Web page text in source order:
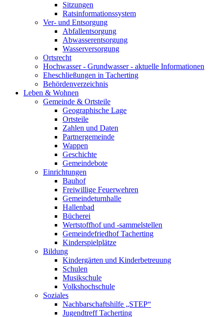
Sitzungen
Ratsinformationssystem
Ver- und Entsorgung
Abfallentsorgung
Abwasserentsorgung
Wasserversorgung
Ortsrecht
Hochwasser - Grundwasser - aktuelle Informationen
Eheschließungen in Tacherting
Behördenverzeichnis
Leben & Wohnen
Gemeinde & Ortsteile
Geographische Lage
Ortsteile
Zahlen und Daten
Partnergemeinde
Wappen
Geschichte
Gemeindebote
Einrichtungen
Bauhof
Freiwillige Feuerwehren
Gemeindeturnhalle
Hallenbad
Bücherei
Wertstoffhof und -sammelstellen
Gemeindefriedhof Tacherting
Kinderspielplätze
Bildung
Kindergärten und Kinderbetreuung
Schulen
Musikschule
Volkshochschule
Soziales
Nachbarschaftshilfe „STEP“
Jugendtreff Tacherting